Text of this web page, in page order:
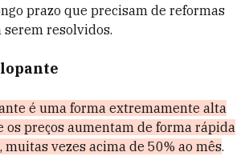
prazo que precisam de reformas
resolvidos.
é uma forma extremamente alta
os preços aumentam de forma rápida
muitas vezes acima de 50% ao mês.